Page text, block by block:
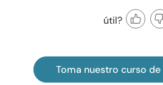
útil?
Toma nuestro curso